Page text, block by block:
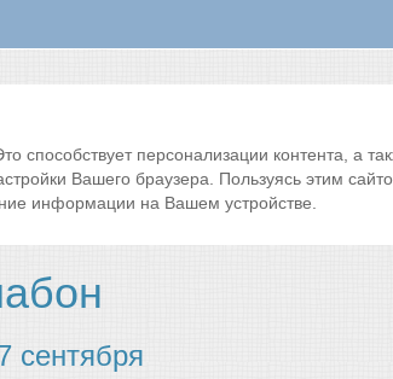
персонализации контента, а
Вашего браузера. Пользуясь этим
информации на Вашем устройстве.
сентября